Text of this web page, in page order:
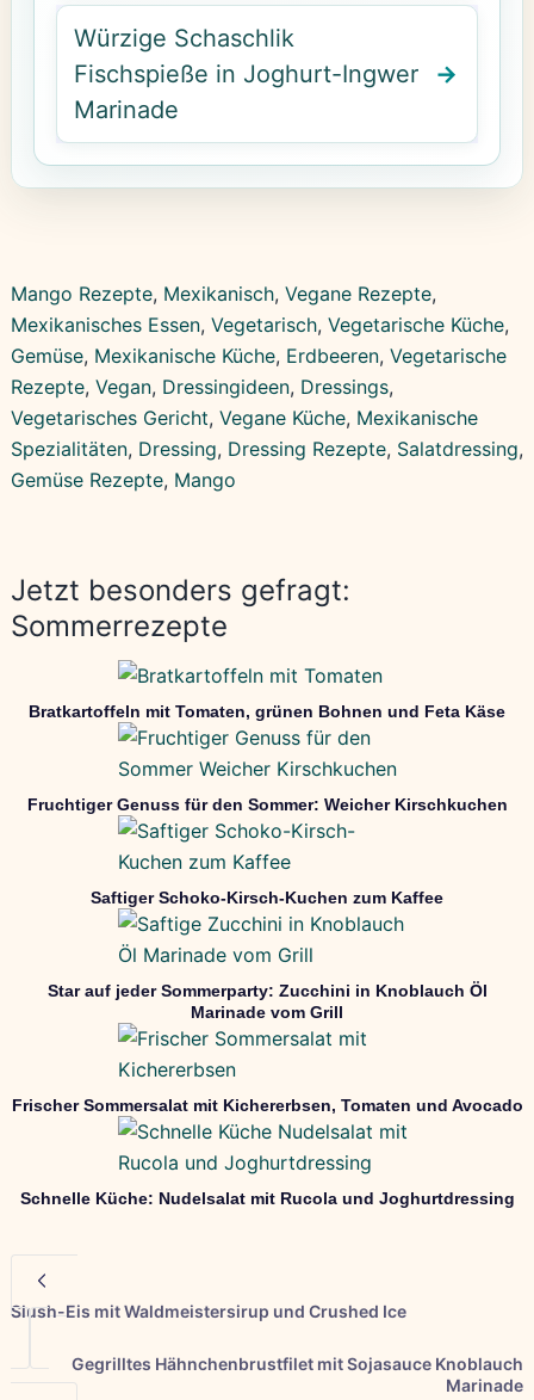
Würzige Schaschlik
Fischspieße in Joghurt-Ingwer
Marinade
Mango Rezepte, Mexikanisch, Vegane Rezepte
Mexikanisches Essen, Vegetarisch, Vegetarische Küche
Gemüse, Mexikanische Küche, Erdbeeren, Vegetarische
Rezepte, Vegan, Dressingideen, Dressings
Vegetarisches Gericht, Vegane Küche, Mexikanische
Spezialitäten, Dressing, Dressing Rezepte, Salatdressing
Gemüse Rezepte, Mango
Jetzt besonders gefragt:
Sommerrezepte
Bratkartoffeln mit Tomaten, grünen Bohnen und Feta Käse
Fruchtiger Genuss für den Sommer: Weicher Kirschkuchen
Saftiger Schoko-Kirsch-Kuchen zum Kaffee
Star auf jeder Sommerparty: Zucchini in Knoblauch Öl
Marinade vom Grill
Frischer Sommersalat mit Kichererbsen, Tomaten und Avocado
Schnelle Küche: Nudelsalat mit Rucola und Joghurtdressing
Slush-Eis mit Waldmeistersirup und Crushed Ice
Gegrilltes Hähnchenbrustfilet mit Sojasauce Knoblauch
Marinade